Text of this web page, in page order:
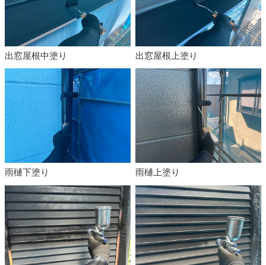
出窓屋根中塗り 出窓屋根上塗り
雨樋下塗り 雨樋上塗り